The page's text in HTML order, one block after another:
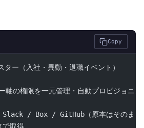
Copy
ター（入社・異動・退職イベント）
の権限を一元管理・自動プロビジョニン
/ Box / GitHub（原本はそのまま
取得